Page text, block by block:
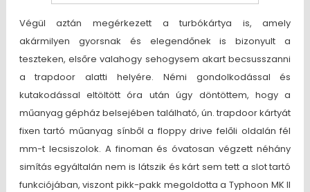
Végül aztán megérkezett a turbókártya is, amely
akármilyen gyorsnak és elegendőnek is bizonyult a
teszteken, elsőre valahogy sehogysem akart becsusszanni
a trapdoor alatti helyére. Némi gondolkodással és
kutakodással eltöltött óra után úgy döntöttem, hogy a
műanyag gépház belsejében található, ún. trapdoor kártyát
fixen tartó műanyag sínből a floppy drive felőli oldalán fél
mm-t lecsiszolok. A finoman és óvatosan végzett néhány
simítás egyáltalán nem is látszik és kárt sem tett a slot tartó
funkciójában, viszont pikk-pakk megoldotta a Typhoon MK II